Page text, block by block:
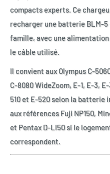
compacts experts. Ce
recharger une batterie BLM-5
famille, avec une
le câble utilisé.
Il convient aux Olympus C-
C-8080 WideZoom, E-1, E-3,
510 et E-520 selon la batterie
aux références Fuji NP150,
et Pentax D-LI50 si le
correspondent.